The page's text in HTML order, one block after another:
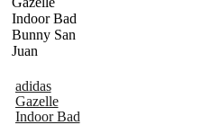
adidas
Gazelle
Indoor Bad